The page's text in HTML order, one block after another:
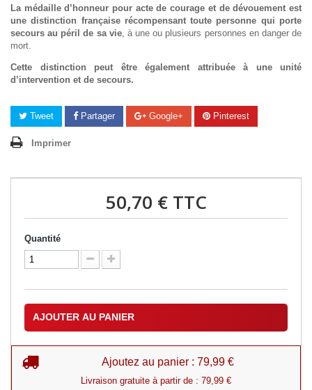
La médaille d’honneur pour acte de courage et de dévouement est
une distinction française récompensant toute personne qui porte
secours au péril de sa vie, à une ou plusieurs personnes en danger de
mort.
Cette distinction peut être également attribuée à une unité
d’intervention et de secours.
Tweet Partager Google+ Pinterest
Imprimer
50,70 €TTC
Quantité
AJOUTER AU PANIER
Ajoutez au panier : 79,99 €
Livraison gratuite à partir de : 79,99 €